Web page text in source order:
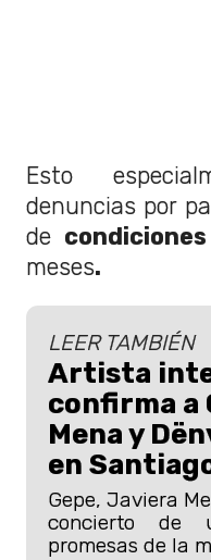
Esto
denuncias por
de
meses.
LEER TAMBIÉN
Artista
confirma a
Mena y
en
Gepe, Javiera
concierto de
promesas de la